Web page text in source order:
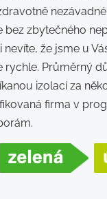
bez zbytečného
nevíte, že jsme u
rychle. Průměrný
izolací za
firma v